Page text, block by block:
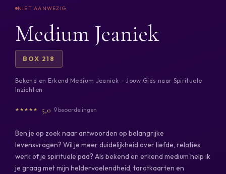
Medium Jeaniek
BOX 218
Bekend en Erkend Medium Jeaniek – Jouw Gids naar Spirituele
Inzichten
5,0 9 beoordelingen
Ben je op zoek naar antwoorden op belangrijke
levensvragen? Wil je meer duidelijkheid over liefde, relaties,
werk of je spirituele pad? Als bekend en erkend medium help ik
je graag met mijn heldervoelendheid, tarotkaarten en